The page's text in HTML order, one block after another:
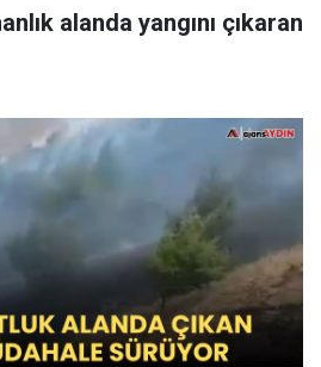
alanda yangını çıkaran